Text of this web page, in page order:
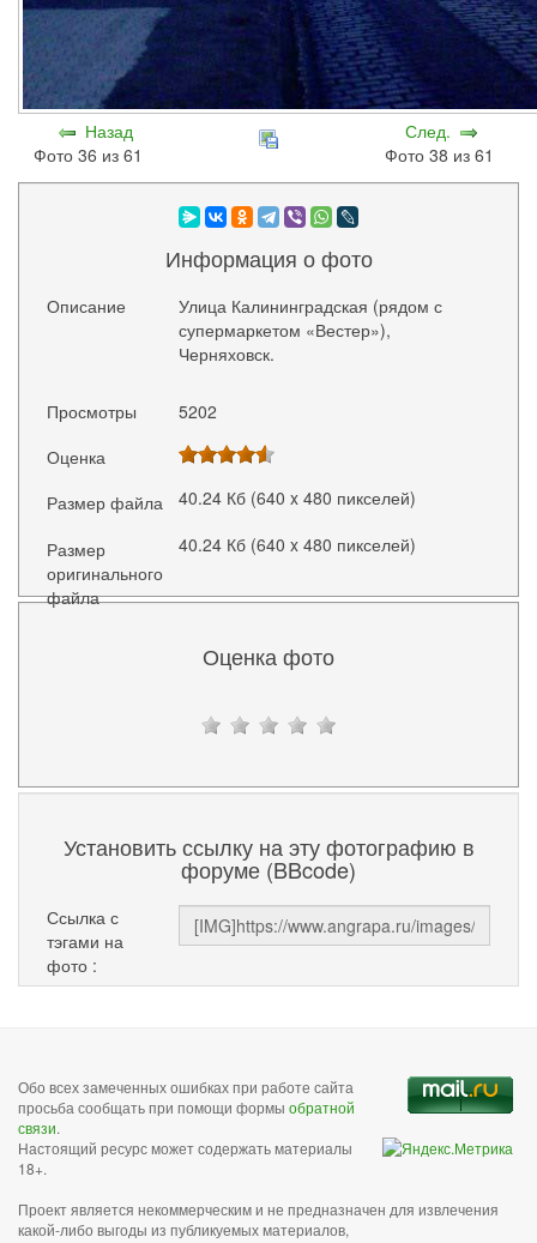
Назад
Фото 36 из 61
След.
Фото 38 из 61
Информация о фото
Описание
Улица Калининградская (рядом с
супермаркетом «Вестер»),
Черняховск.
Просмотры
5202
Оценка
Размер файла
40.24 Кб (640 x 480 пикселей)
Размер
оригинального
файла
40.24 Кб (640 x 480 пикселей)
Оценка фото
Установить ссылку на эту фотографию в
форуме (BBcode)
Ссылка с
тэгами на
фото :
Обо всех замеченных ошибках при работе сайта
просьба сообщать при помощи формы обратной
связи.
Настоящий ресурс может содержать материалы
18+.
Проект является некоммерческим и не предназначен для извлечения
какой-либо выгоды из публикуемых материалов,